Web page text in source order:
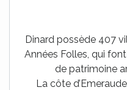
Dinard possède 407
Années Folles, qui
de patrimoine
La côte